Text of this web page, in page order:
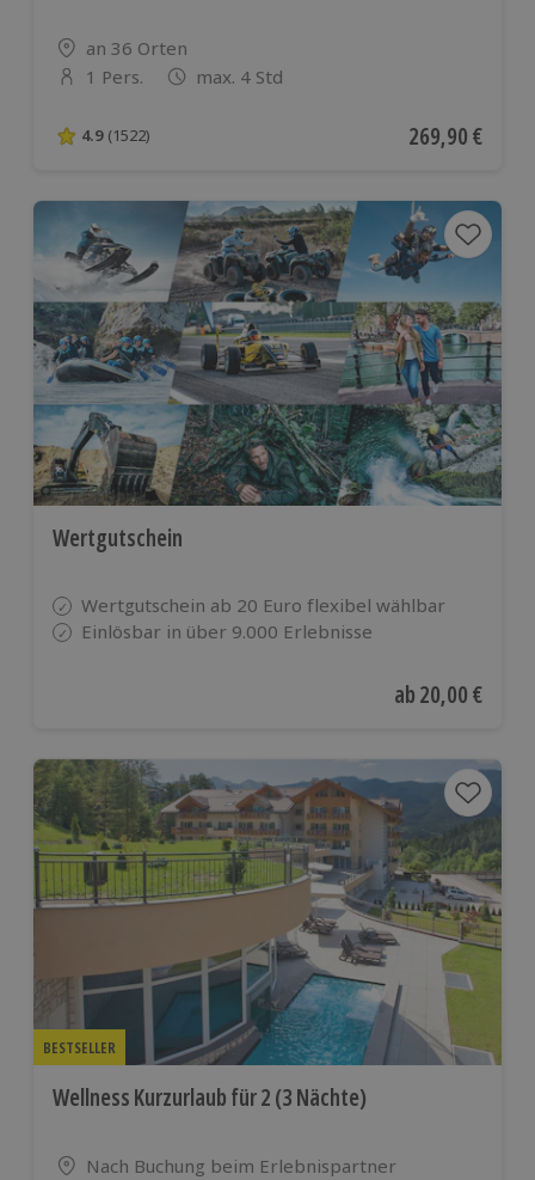
Standort
an 36 Orten
Anzahl der Teilnehmer
1 Pers. max. 4 Std
4.9 von 5 Sternen basierend auf 1522 Bewertungen
4.9 (1522) Aktueller Preis
269,90 €
Wertgutschein
Wertgutschein ab 20 Euro flexibel wählbar
Einlösbar in über 9.000 Erlebnisse
Aktueller Preis
ab20,00 €
BESTSELLER
Wellness Kurzurlaub für 2 (3 Nächte)
Standort
Nach Buchung beim Erlebnispartner